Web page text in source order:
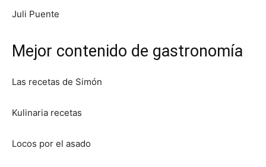
Juli Puente
Mejor contenido de gastronomía
Las recetas de Simón
Kulinaria recetas
Locos por el asado